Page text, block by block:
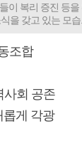
이 복리 증진 등
을 갖고 있는 모
조합
사회 공존
롭게 각광